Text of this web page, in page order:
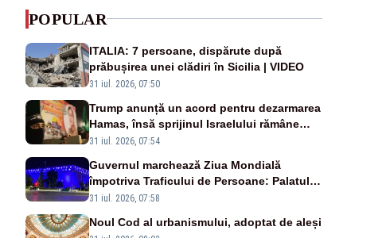
POPULAR
ITALIA: 7 persoane, dispărute după
prăbușirea unei clădiri în Sicilia | VIDEO
31 iul. 2026, 07:50
Trump anunță un acord pentru dezarmarea
Hamas, însă sprijinul Israelului rămâne
incert
31 iul. 2026, 07:54
Guvernul marchează Ziua Mondială
împotriva Traficului de Persoane: Palatul
Victoria, iluminat în albastru
31 iul. 2026, 07:58
Noul Cod al urbanismului, adoptat de aleși